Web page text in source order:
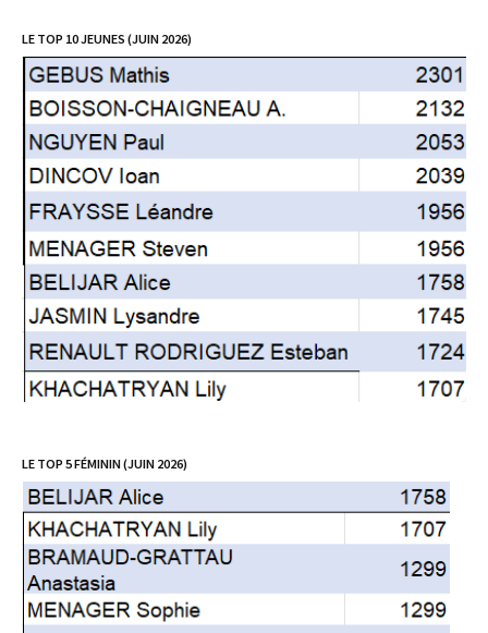
LE TOP 10 JEUNES (JUIN 2026)
LE TOP 5 FÉMININ (JUIN 2026)